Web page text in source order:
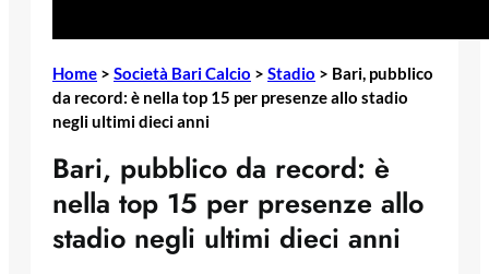
Home > Società Bari Calcio > Stadio > Bari, pubblico
da record: è nella top 15 per presenze allo stadio
negli ultimi dieci anni
Bari, pubblico da record: è
nella top 15 per presenze allo
stadio negli ultimi dieci anni